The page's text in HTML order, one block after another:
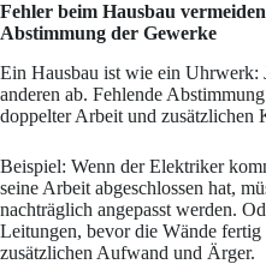
Fehler beim Hausbau
Abstimmung der Gewerke
Ein Hausbau ist wie ein Uhrwerk:
anderen ab. Fehlende
doppelter Arbeit und zusätzlichen
Beispiel: Wenn der Elektriker
seine Arbeit abgeschlossen hat,
nachträglich angepasst werden.
Leitungen, bevor die Wände fertig
zusätzlichen Aufwand und Ärger.